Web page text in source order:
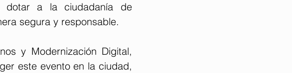
dotar a la ciudadanía de
segura y responsable.
y Modernización Digital,
este evento en la ciudad,